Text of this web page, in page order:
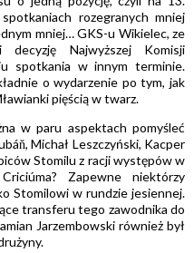
rozegranych mniej
mniej… GKS-u Wikielec, ze
decyzję Najwyższej Komisji
spotkania w innym terminie.
o wydarzenie po tym, jak
pięścią w twarz.
w paru aspektach pomyśleć
Michał Leszczyński, Kacper
Stomilu z racji występów w
Zapewne niektórzy
Stomilowi w rundzie jesiennej.
transferu tego zawodnika do
Jarzembowski również był